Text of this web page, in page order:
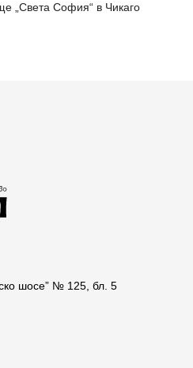
„Света София“ в Чикаго
шосе” № 125, бл. 5